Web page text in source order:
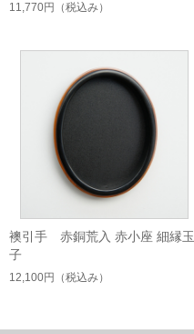
11,770円 （税込み）
襖引手 赤銅荒入 赤小座 細縁玉
子
12,100円 （税込み）